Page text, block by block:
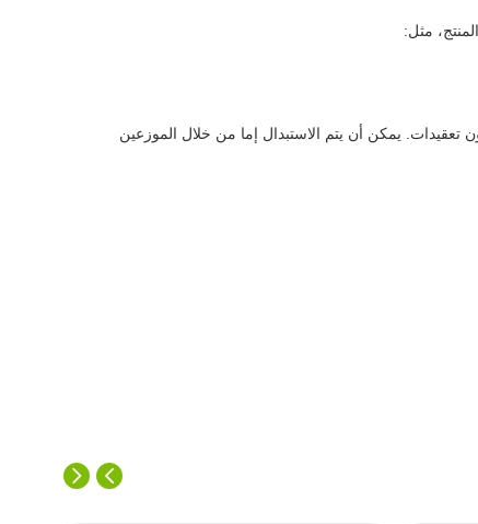
مثل:
يمكن أن يتم الاستبدال إما من خلال الموزعين